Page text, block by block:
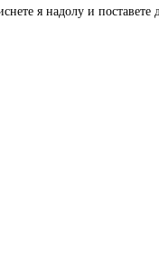
я надолу и поставете